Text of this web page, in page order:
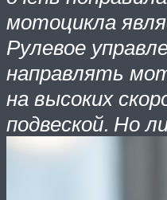
мотоцикла
Рулевое
направлять
на высоких
подвеской. Но